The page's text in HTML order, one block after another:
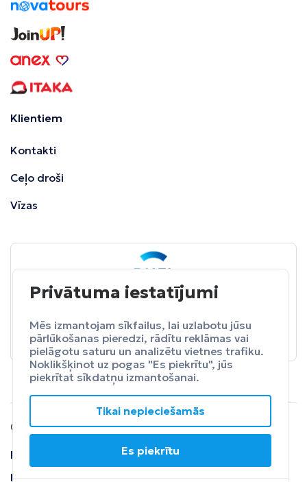
Klientiem
Kontakti
Ceļo droši
Vīzas
BALTA ceļojumu apdrošināšana
Apdrošināt
© 2024 SIA Fly Travel.
Privātuma
politika
Lietošanas
noteikumi
tiesības
Privātuma iestatījumi
Mēs izmantojam sīkfailus, lai uzlabotu jūsu
pārlūkošanas pieredzi, rādītu reklāmas vai
pielāgotu saturu un analizētu vietnes trafiku.
Noklikšķinot uz pogas "Es piekrītu", jūs
piekrītat sīkdatņu izmantošanai.
Tikai nepieciešamās
Es piekrītu